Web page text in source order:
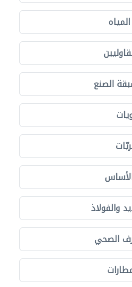
الصنع
والفولاذ
الصحي